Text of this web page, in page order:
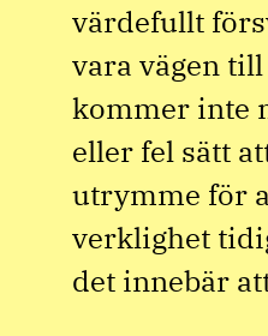
värdefullt
vara vägen
kommer inte
eller fel sätt
utrymme för
verklighet
det innebär